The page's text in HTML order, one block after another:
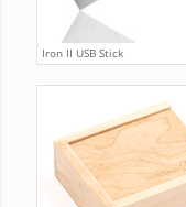
Iron II USB Stick